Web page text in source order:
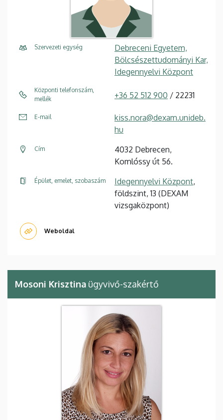
Szervezeti egység
Debreceni Egyetem,
Bölcsészettudományi Kar,
Idegennyelvi Központ
Központi telefonszám,
mellék
+36 52 512 900 / 22231
E-mail
kiss.nora@dexam.unideb.
hu
Cím
4032 Debrecen,
Komlóssy út 56.
Épület, emelet, szobaszám Idegennyelvi Központ,
földszint, 13 (DEXAM
vizsgaközpont)
Weboldal
Mosoni Krisztina ügyvivő-szakértő